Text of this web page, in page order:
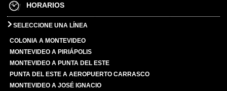
HORARIOS
SELECCIONE UNA LÍNEA
COLONIA A MONTEVIDEO
MONTEVIDEO A PIRIÁPOLIS
MONTEVIDEO A PUNTA DEL ESTE
PUNTA DEL ESTE A AEROPUERTO CARRASCO
MONTEVIDEO A JOSÉ IGNACIO